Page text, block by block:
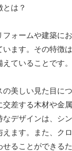
は？
フォームや建築に
ます。その特徴
ていることです。
の美しい見た目に
差する木材や金
デザインは、シ
えます。また、ク
せることができる